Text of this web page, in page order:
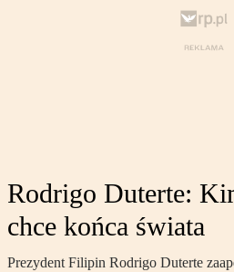
Rodrigo Duterte:
chce końca świata
Prezydent Filipin Rodrigo Duterte